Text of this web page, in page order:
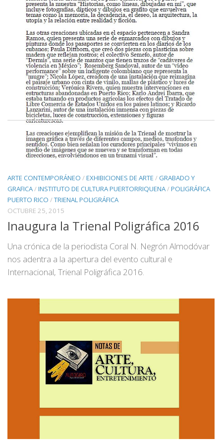
ARTE CONTEMPORÁNEO /EXHIBICIONES DE ARTE / GRABADO Y
GRAFICA /INSTITUTO DE CULTURA PUERTORRIQUENA /POLIGRÁFICA
PUERTO RICO /TRIENAL POLIGRÁFICA
OCTUBRE 25, 2015
Inaugura la Trienal Poligráfica 2016
Una crónica de la periodista Coral N. Negrón Almodóvar
nos adentra a la apertura del evento cultural e
Internacional, Trienal Poligráfica 2016.